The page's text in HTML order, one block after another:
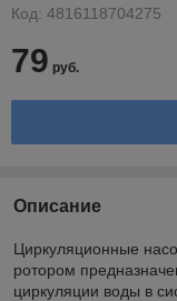
Код: 4816118704275
79 руб.
Описание
Циркуляционные
ротором
циркуляции воды в